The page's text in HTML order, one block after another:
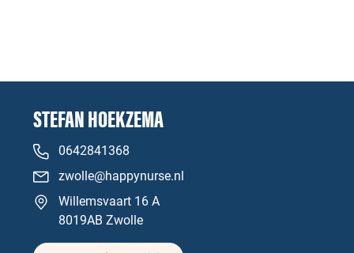
STEFAN HOEKZEMA
0642841368
zwolle@happynurse.nl
Willemsvaart 16 A
8019AB Zwolle